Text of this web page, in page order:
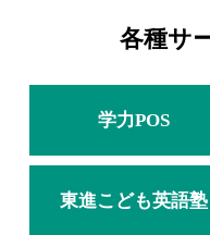
各種サ
学力POS
東進こども英語塾